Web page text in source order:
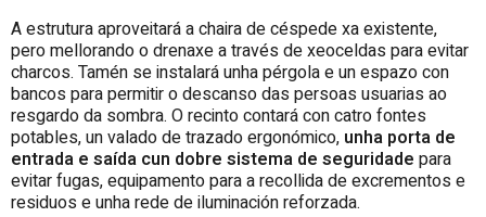
A estrutura aproveitará a chaira de céspede xa existente,
pero mellorando o drenaxe a través de xeoceldas para evitar
charcos. Tamén se instalará unha pérgola e un espazo con
bancos para permitir o descanso das persoas usuarias ao
resgardo da sombra. O recinto contará con catro fontes
potables, un valado de trazado ergonómico, unha porta de
entrada e saída cun dobre sistema de seguridade para
evitar fugas, equipamento para a recollida de excrementos e
residuos e unha rede de iluminación reforzada.